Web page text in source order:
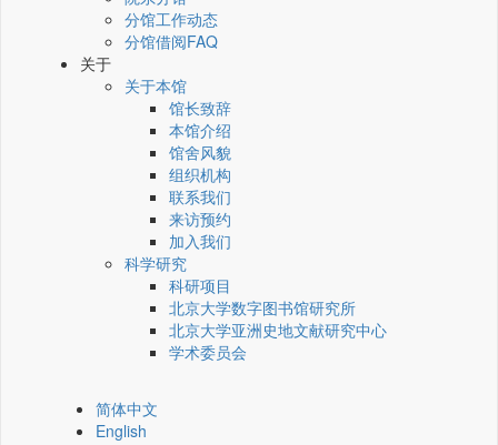
分馆工作动态
分馆借阅FAQ
关于
关于本馆
馆长致辞
本馆介绍
馆舍风貌
组织机构
联系我们
来访预约
加入我们
科学研究
科研项目
北京大学数字图书馆研究所
北京大学亚洲史地文献研究中心
学术委员会
简体中文
English